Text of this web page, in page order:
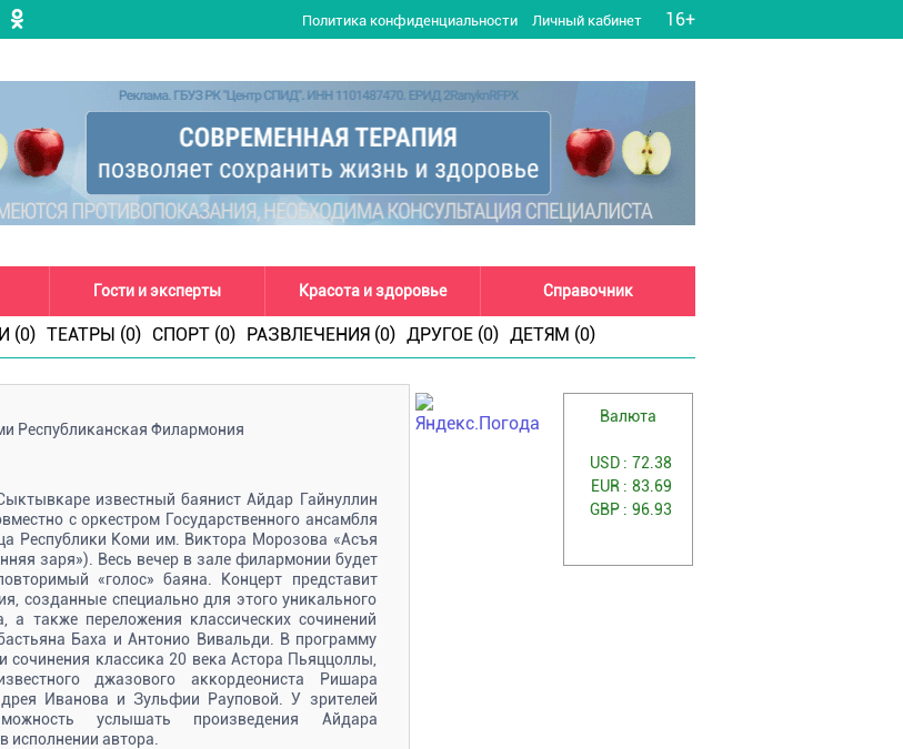
Политика конфиденциальности Личный кабинет 16+
Гости и эксперты Красота и здоровье Справочник
(0) ТЕАТРЫ (0) СПОРТ (0) РАЗВЛЕЧЕНИЯ (0) ДРУГОЕ (0) ДЕТЯМ (0)
Республиканская Филармония
известный баянист Айдар Гайнуллин
с оркестром Государственного ансамбля
Республики Коми им. Виктора Морозова «Асъя
заря»). Весь вечер в зале филармонии будет
«голос» баяна. Концерт представит
созданные специально для этого уникального
а также переложения классических сочинений
Баха и Антонио Вивальди. В программу
сочинения классика 20 века Астора Пьяццоллы,
джазового аккордеониста Ришара
Иванова и Зульфии Рауповой. У зрителей
услышать произведения Айдара
исполнении автора.
Валюта
USD : 72.38
EUR : 83.69
GBP : 96.93